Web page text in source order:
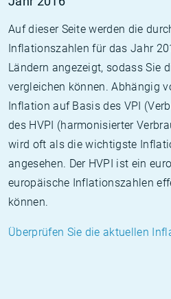
Auf dieser Seite werden die
Inflationszahlen für das Jahr
Ländern angezeigt, sodass Sie
vergleichen können. Abhängig
Inflation auf Basis des VPI
des HVPI (harmonisierter
wird oft als die wichtigste
angesehen. Der HVPI ist ein
europäische Inflationszahlen
können.
Überprüfen Sie die aktuellen